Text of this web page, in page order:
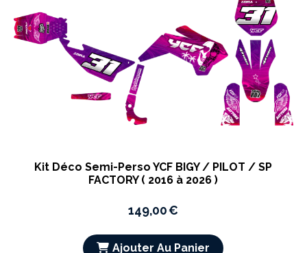
Kit Déco Semi-Perso YCF BIGY / PILOT / SP
FACTORY ( 2016 à 2026 )
149,00€
Ajouter Au Panier